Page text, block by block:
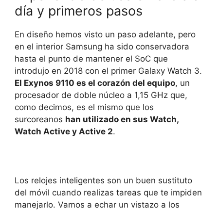
día y primeros pasos
En diseño hemos visto un paso adelante, pero
en el interior Samsung ha sido conservadora
hasta el punto de mantener el SoC que
introdujo en 2018 con el primer Galaxy Watch 3.
El Exynos 9110 es el corazón del equipo, un
procesador de doble núcleo a 1,15 GHz que,
como decimos, es el mismo que los
surcoreanos han utilizado en sus Watch,
Watch Active y Active 2.
Los relojes inteligentes son un buen sustituto
del móvil cuando realizas tareas que te impiden
manejarlo. Vamos a echar un vistazo a los